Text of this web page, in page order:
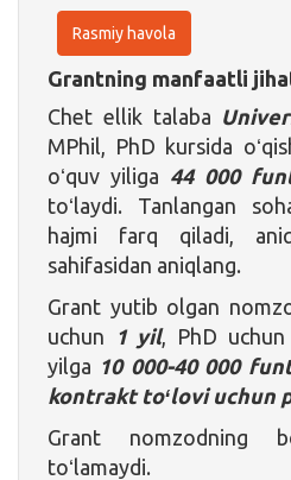
Rasmiy havola
Grantning manfaatli
Chet ellik talaba
MPhil, PhD kursida
oʻquv yiliga 44 000
toʻlaydi. Tanlangan
hajmi farq qiladi,
sahifasidan aniqlang.
Grant yutib olgan
uchun
1 yil, PhD uchun
yilga 10 000-40 000
kontrakt toʻlovi uchun
Grant nomzodning
toʻlamaydi.